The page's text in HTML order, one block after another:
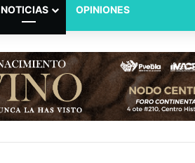
NOTICIAS OPINIONES